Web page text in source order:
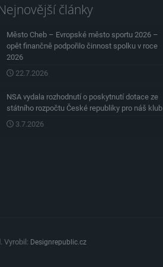
články
Město Cheb – Evropské město sportu 2026 –
opět finančně podpořilo činnost spolku v roce
2026
22.7.2026
NSA vydala rozhodnutí o poskytnutí dotace ze
státního rozpočtu České republiky pro náš klub
3.7.2026
Vyrobil: Designrepublic.cz